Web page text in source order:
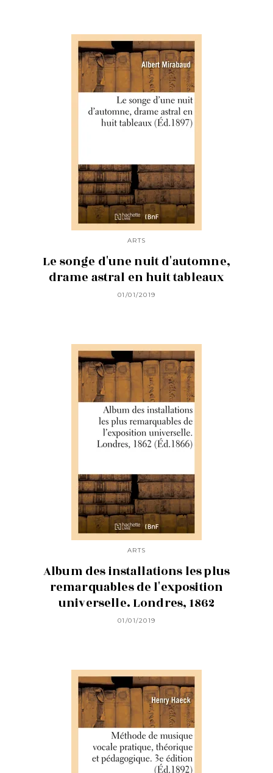
ARTS
Le songe d'une nuit d'automne,
drame astral en huit tableaux
01/01/2019
ARTS
Album des installations les plus
remarquables de l'exposition
universelle. Londres, 1862
01/01/2019